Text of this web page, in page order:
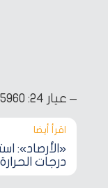
– عيار 24: 5960 جنيهًا للبيع – 5937 جنيهًا للشراء.
اقرأ أيضا‎
«الأرصاد»:
درجات